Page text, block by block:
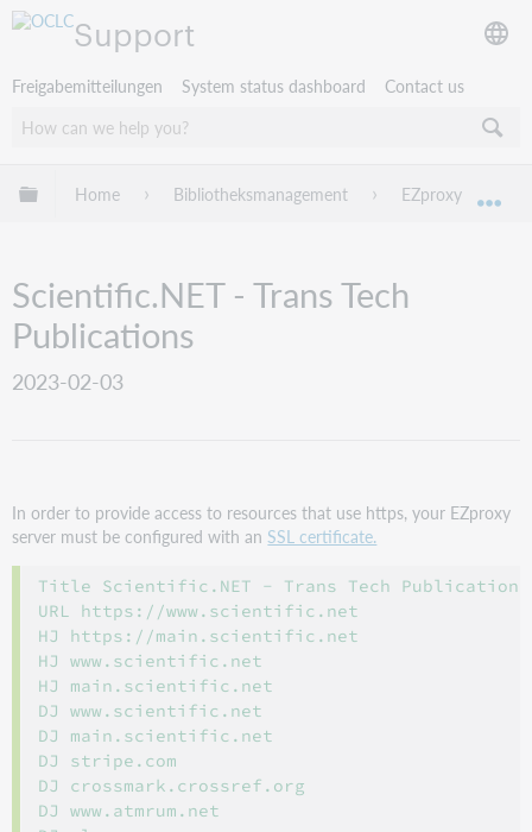
Support
Freigabemitteilungen System status dashboard Contact us
Globale Hierarchie expandieren/verbergen
Home Bibliotheksmanagement EZproxy
Scientific.NET - Trans Tech
Publications
2023-02-03
In order to provide access to resources that use https, your EZproxy
server must be configured with an SSL certificate.
Title Scientific.NET - Trans Tech Publications
URL https://www.scientific.net
HJ https://main.scientific.net
HJ www.scientific.net
HJ main.scientific.net
DJ www.scientific.net
DJ main.scientific.net
DJ stripe.com
DJ crossmark.crossref.org
DJ www.atmrum.net